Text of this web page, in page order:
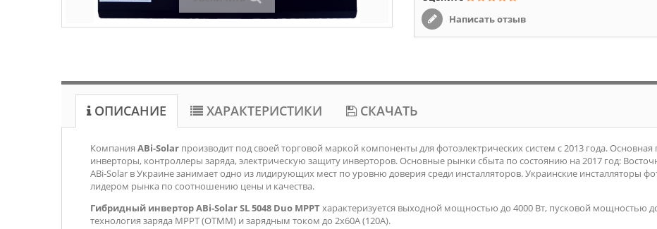
Написать отзыв
ОПИСАНИЕ ХАРАКТЕРИСТИКИ СКАЧАТЬ
Компания ABi-Solar производит под своей торговой маркой компоненты для фотоэлектрических систем с 2013 года.
инверторы, контроллеры заряда, электрическую защиту инверторов. Основные рынки сбыта по состоянию на 2017 год:
ABi-Solar в Украине занимает одно из лидирующих мест по уровню доверия среди инсталляторов. Украинские инсталляторы
лидером рынка по соотношению цены и качества.
Гибридный инвертор ABi-Solar SL 5048 Duo MPPTхарактеризуется выходной мощностью до 4000 Вт, пусковой мощностью
технология заряда MPPT (ОТММ) и зарядным током до 2x60А (120А).